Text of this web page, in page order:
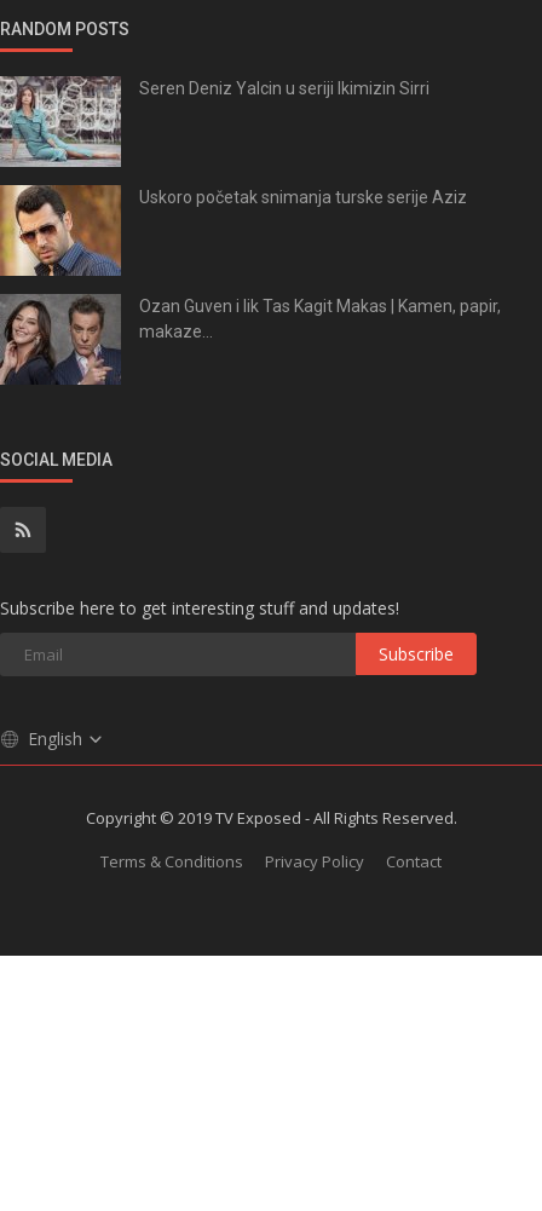
RANDOM POSTS
Seren Deniz Yalcin u seriji Ikimizin Sirri
Uskoro početak snimanja turske serije Aziz
Ozan Guven i lik Tas Kagit Makas | Kamen, papir,
makaze...
SOCIAL MEDIA
Subscribe here to get interesting stuff and updates!
Subscribe
English
Copyright © 2019 TV Exposed - All Rights Reserved.
Terms & Conditions
Privacy Policy Contact